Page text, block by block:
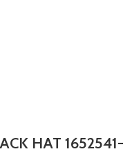
HAT 1652541-